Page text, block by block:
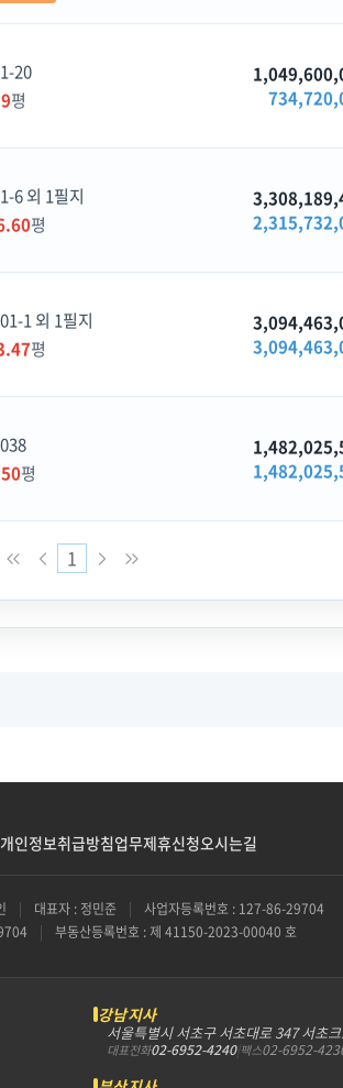
20
평
6 외 1필지
평
1 외 1필지
평
평
1
개인정보취급방침업무제휴신청오시는길
| 대표자 : 정민준 |
사업자등록번호 : 127-86-29704
| 부동산등록번호 : 제 41150-2023-00040 호
강남지사
서울특별시 서초구 서초대로 347 서초
대표전화02-6952-4240|팩스02-6952-